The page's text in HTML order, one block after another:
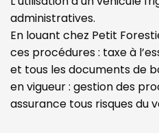
administratives.
En louant chez Petit
ces procédures : taxe à
et tous les documents de
en vigueur : gestion des
assurance tous risques du